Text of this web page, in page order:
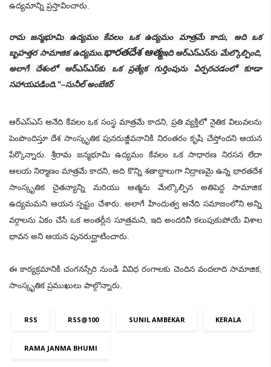
ఉద్యమాన్ని ప్రస్తావించారు.
రామ జన్మభూమి ఉద్యమం కేవలం ఒక ఉద్యమం మాత్రమే కాదు, అది ఒక
బృహత్తర సామాజిక ఉద్యమం.భారతదేశ ఆత్మఇది ఆర్ఎస్ఎస్‌ను మేల్కొల్పింది,
అలాగే దేశంలో ఆర్ఎస్ఎస్‌కు ఒక ప్రత్యేక గుర్తింపును ఏర్పరచడంలో కూడా
సహాయపడింది.”–సునీల్ అంబేకర్
ఆర్‌ఎస్‌ఎస్ అనేది కేవలం ఒక సంస్థ మాత్రమే కాదని, ప్రతి వ్యక్తిలో నైతిక విలువలను
పెంపొందిస్తూ దేశ సాంస్కృతిక పునరుజ్జీవనానికి నిరంతరం కృషి చేస్తోందని ఆయన
పేర్కొన్నారు. శ్రీరామ జన్మభూమి ఉద్యమం కేవలం ఒక సాధారణ నిరసన లేదా
ఆలయ నిర్మాణం మాత్రమే కాదని ,అది కొన్ని శతాబ్దాలుగా నిద్రాణమై ఉన్న భారతదేశ
సాంస్కృతిక చైతన్యాన్ని మరియు ఆత్మను మేల్కొల్పిన అతిపెద్ద సామాజిక
ఉద్యమమని ఆయన స్పష్టం చేశారు. అలాగే హిందుత్వ అనేది సమాజంలోని అన్ని
వర్గాలను ఏకం చేసే ఒక అంతర్లీన సూత్రమని, ఇది అందరినీ కలుపుకుపోయే విశాల
భావన అని ఆయన పునరుద్ఘాటించారు.
ఈ కార్యక్రమానికిచంగనస్సేరి నుండి వివిధ రంగాలకు చెందిన వందలాది సామాజిక,
సాంస్కృతిక ప్రముఖులు పాల్గొన్నారు.
RSS RSS@100 SUNIL AMBEKAR KERALA
RAMA JANMA BHUMI